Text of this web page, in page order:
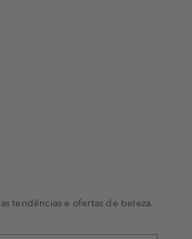
tendências e ofertas de beleza.